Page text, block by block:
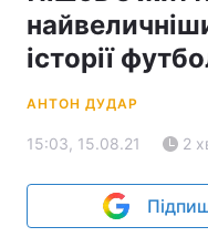
історії
АНТОН ДУДАР
15:03, 15.08.21 2